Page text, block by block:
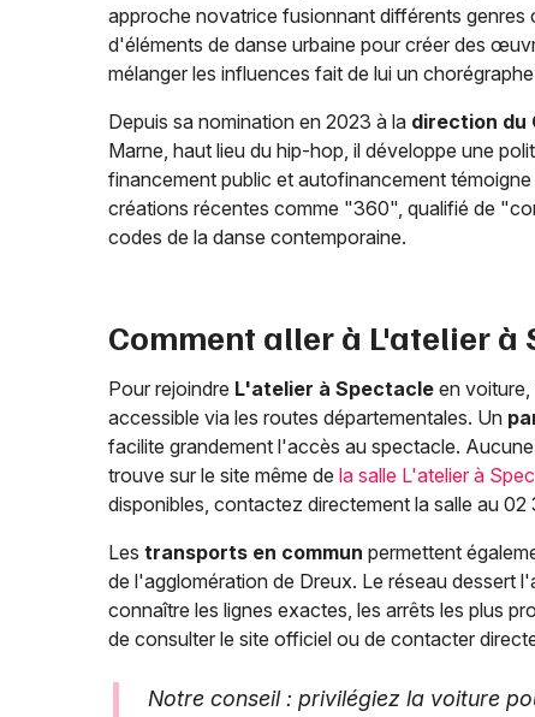
approche novatrice fusionnant différents
d'éléments de danse urbaine pour créer des
mélanger les influences fait de lui un
Depuis sa nomination en 2023 à la direction du
Marne, haut lieu du hip-hop, il développe une
financement public et autofinancement
créations récentes comme "360", qualifié de
codes de la danse contemporaine.
Comment aller à L'atelier
Pour rejoindre L'atelier à Spectacle en voiture,
accessible via les routes départementales. Un
facilite grandement l'accès au spectacle.
trouve sur le site même de la salle L'atelier à
disponibles, contactez directement la salle au 02
Les transports en commun permettent
de l'agglomération de Dreux. Le réseau dessert
connaître les lignes exactes, les arrêts les plus
de consulter le site officiel ou de contacter
Notre conseil : privilégiez la voiture